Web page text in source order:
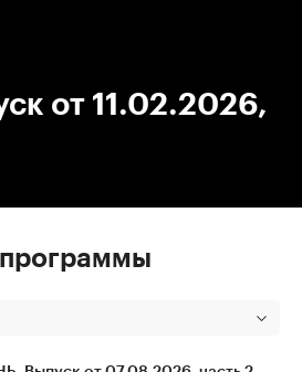
от 11.02.2026,
программы